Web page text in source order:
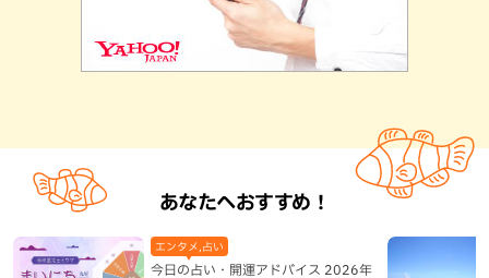
あなたへおすすめ！
今日の占い・開運アドバイス 2026年
エンタメ,占い